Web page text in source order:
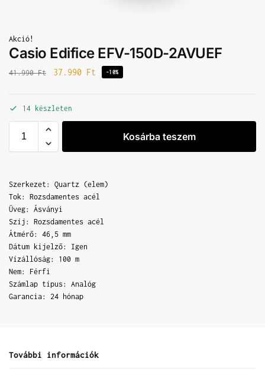
Akció!
Casio Edifice EFV-150D-2AVUEF
41.990Ft 37.990 Ft -10%
14 készleten
Kosárba teszem
Szerkezet: Quartz (elem)
Tok: Rozsdamentes acél
Üveg: Ásványi
Szíj: Rozsdamentes acél
Átmérő: 46,5 mm
Dátum kijelző: Igen
Vízállóság: 100 m
Nem: Férfi
Számlap típus: Analóg
Garancia: 24 hónap
További információk